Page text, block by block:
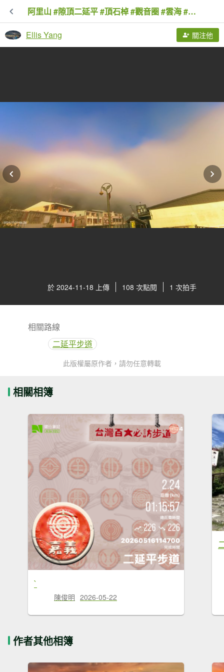
阿里山 #隙頂二延平 #頂石棹 #觀音圈 #雲海 #琉璃光 #雲瀑 #霧虹 11/17
Ellis Yang 關注他
於 2024-11-18 上傳 108 次點閱 1 次拍手
相關路線
二延平步道
此版權屬原作者，請勿任意轉載
相關相簿
`
陳俊明 2026-05-22
作者其他相簿